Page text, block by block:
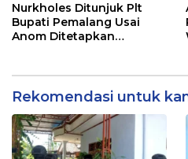
Nurkholes Ditunjuk Plt
Bupati Pemalang Usai
Anom Ditetapkan
Rekomendasi untuk